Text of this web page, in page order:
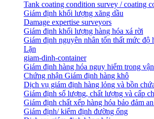
Tank coating condition survey / coating
Giám định khối lượng xăng dầu
Damage expertise surveyors
Giám định khối lượng hàng hóa xá rời
Giám định nguyên nhân tổn thất mức độ
Lặn
giam-dinh-container
Giám định hàng hóa nguy hiểm trong
Chứng nhận Giám định hàng khô
Dịch vụ giám định hàng lỏng và bồn
Giám định số lượng, chất lượng và cấp
Giám định chất xếp hàng hóa bảo đảm
Giám định/ kiểm định đường ống